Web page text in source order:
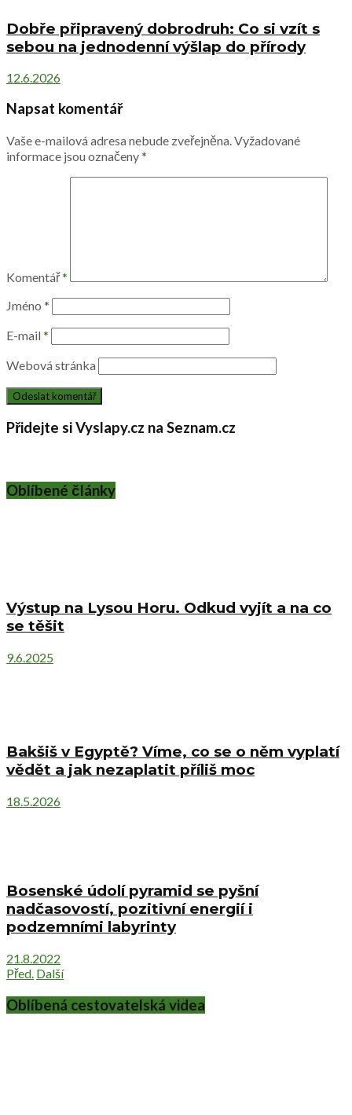
Dobře připravený dobrodruh: Co si vzít s
sebou na jednodenní výšlap do přírody
12.6.2026
Napsat komentář
Vaše e-mailová adresa nebude zveřejněna. Vyžadované
informace jsou označeny*
Komentář*
Jméno *
E-mail *
Webová stránka
Přidejte si Vyslapy.cz na Seznam.cz
Oblíbené články
Výstup na Lysou Horu. Odkud vyjít a na co
se těšit
9.6.2025
Bakšiš v Egyptě? Víme, co se o něm vyplatí
vědět a jak nezaplatit příliš moc
18.5.2026
Bosenské údolí pyramid se pyšní
nadčasovostí, pozitivní energií i
podzemními labyrinty
21.8.2022
Před. Další
Oblíbená cestovatelská videa